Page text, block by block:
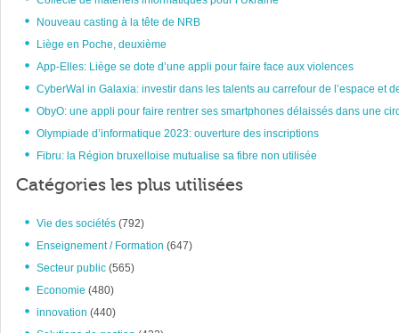
Nouveau casting à la tête de NRB
Liège en Poche, deuxième
App-Elles: Liège se dote d’une appli pour faire face aux violences
CyberWal in Galaxia: investir dans les talents au carrefour de l’espace et
ObyO: une appli pour faire rentrer ses smartphones délaissés dans une
Olympiade d’informatique 2023: ouverture des inscriptions
Fibru: la Région bruxelloise mutualise sa fibre non utilisée
Catégories les plus utilisées
Vie des sociétés (792)
Enseignement / Formation (647)
Secteur public (565)
Economie (480)
innovation (440)